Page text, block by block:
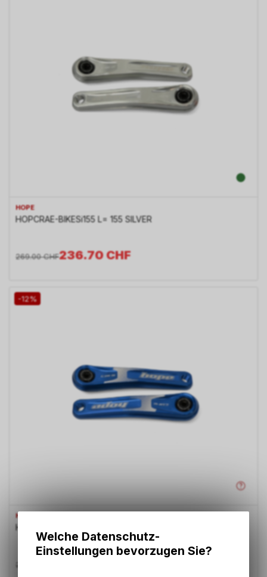
HOPE
HOPCRAE-BIKESi155 L= 155 SILVER
236.70CHF
269.00 CHF
-12%
HOPE
HOPCRAE-BIKEBl165 L= 165 BLUE
269.00
Welche Datenschutz-
Einstellungen bevorzugen Sie?